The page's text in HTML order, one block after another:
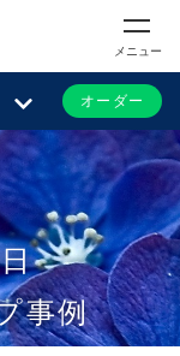
メニュー
オーダー
事例